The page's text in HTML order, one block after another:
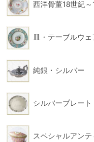
西洋骨董18世紀
皿・テーブルウェ
純銀・シルバー
シルバープレート
スペシャルアンテ